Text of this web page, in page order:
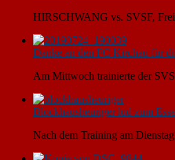
HIRSCHWANG vs. SVSF,
Danke an den FC Kirchau für
Am Mittwoch trainierte der
Blockhausheuriger lud zum
Nach dem Training am